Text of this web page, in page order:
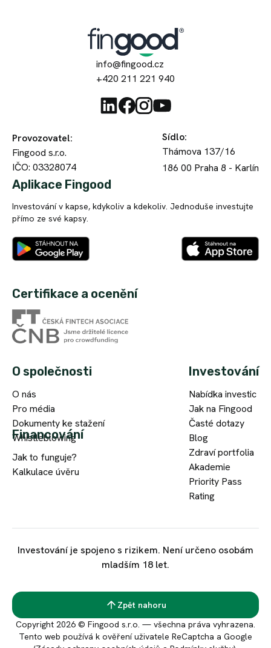
info@fingood.cz
+420 211 221 940
Provozovatel:
Fingood s.r.o.
IČO: 03328074
Sídlo:
Thámova 137/16
186 00 Praha 8 - Karlín
Aplikace Fingood
Investování v kapse, kdykoliv a kdekoliv. Jednoduše investujte
přímo ze své kapsy.
Certifikace a ocenění
O společnosti
O nás
Pro média
Dokumenty ke stažení
Whistleblowing
Investování
Nabídka investic
Jak na Fingood
Časté dotazy
Blog
Zdraví portfolia
Akademie
Priority Pass
Rating
Financování
Jak to funguje?
Kalkulace úvěru
Investování je spojeno s rizikem. Není určeno osobám
mladším 18 let.
Copyright 2026 © Fingood s.r.o. — všechna práva vyhrazena.
Tento web používá k ověření uživatele ReCaptcha a Google
Zpět nahoru